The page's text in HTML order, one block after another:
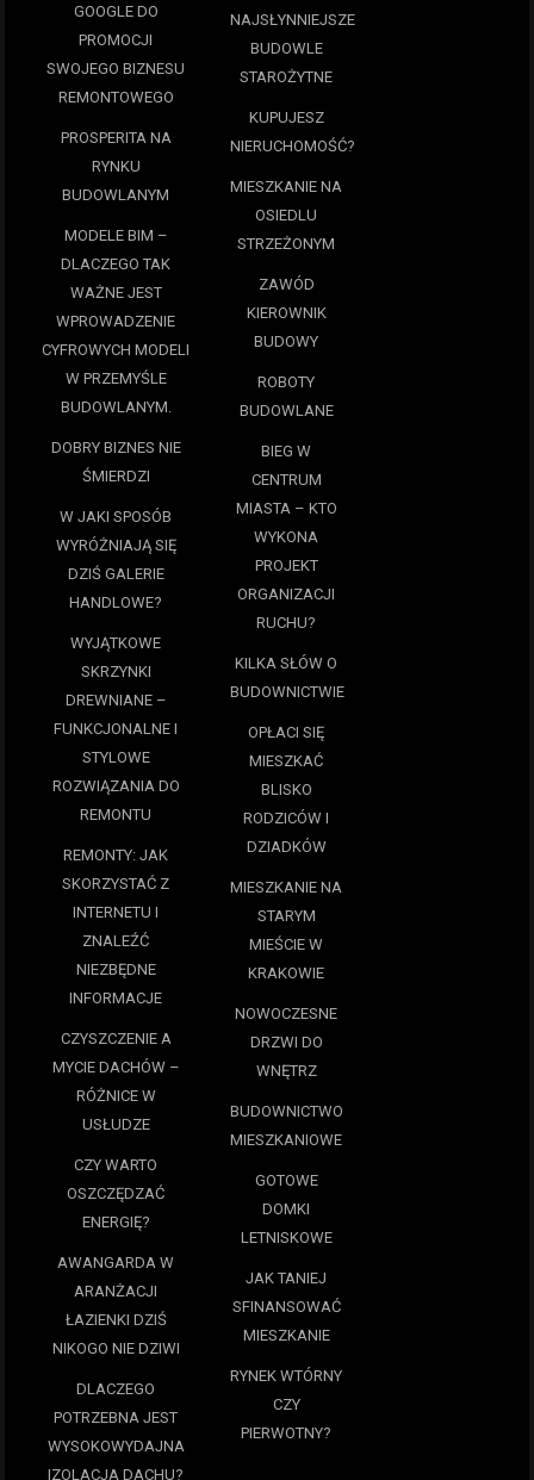
GOOGLE DO
PROMOCJI
SWOJEGO BIZNESU
REMONTOWEGO
PROSPERITA NA
RYNKU
BUDOWLANYM
MODELE BIM –
DLACZEGO TAK
WAŻNE JEST
WPROWADZENIE
CYFROWYCH MODELI
W PRZEMYŚLE
BUDOWLANYM.
DOBRY BIZNES NIE
ŚMIERDZI
W JAKI SPOSÓB
WYRÓŻNIAJĄ SIĘ
DZIŚ GALERIE
HANDLOWE?
WYJĄTKOWE
SKRZYNKI
DREWNIANE –
FUNKCJONALNE I
STYLOWE
ROZWIĄZANIA DO
REMONTU
REMONTY: JAK
SKORZYSTAĆ Z
INTERNETU I
ZNALEŹĆ
NIEZBĘDNE
INFORMACJE
CZYSZCZENIE A
MYCIE DACHÓW –
RÓŻNICE W
USŁUDZE
CZY WARTO
OSZCZĘDZAĆ
ENERGIĘ?
AWANGARDA W
ARANŻACJI
ŁAZIENKI DZIŚ
NIKOGO NIE DZIWI
DLACZEGO
POTRZEBNA JEST
WYSOKOWYDAJNA
IZOLACJA DACHU?
NAJSŁYNNIEJSZE
BUDOWLE
STAROŻYTNE
KUPUJESZ
NIERUCHOMOŚĆ?
MIESZKANIE NA
OSIEDLU
STRZEŻONYM
ZAWÓD
KIEROWNIK
BUDOWY
ROBOTY
BUDOWLANE
BIEG W
CENTRUM
MIASTA – KTO
WYKONA
PROJEKT
ORGANIZACJI
RUCHU?
KILKA SŁÓW O
BUDOWNICTWIE
OPŁACI SIĘ
MIESZKAĆ
BLISKO
RODZICÓW I
DZIADKÓW
MIESZKANIE NA
STARYM
MIEŚCIE W
KRAKOWIE
NOWOCZESNE
DRZWI DO
WNĘTRZ
BUDOWNICTWO
MIESZKANIOWE
GOTOWE
DOMKI
LETNISKOWE
JAK TANIEJ
SFINANSOWAĆ
MIESZKANIE
RYNEK WTÓRNY
CZY
PIERWOTNY?